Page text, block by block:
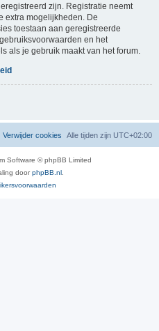
zijn. Registratie neemt
extra mogelijkheden. De
toestaan aan geregistreerde
en het
als je gebruik maakt van het forum.
Alle tijden zijn UTC+02:00
Verwijder cookies
Software © phpBB Limited
doorphpBB.nl